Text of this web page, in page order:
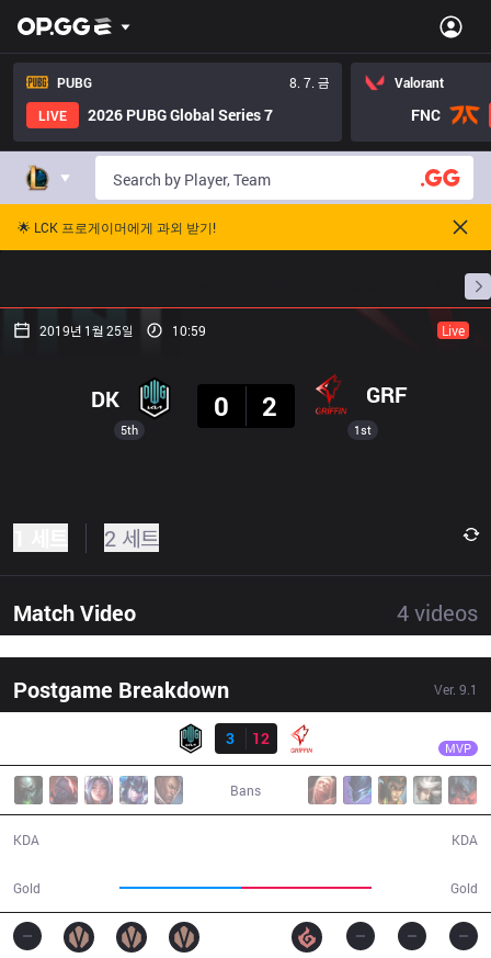
PUBG
8. 7. 금
LIVE
2026 PUBG Global Series 7
Valorant
FNC
🌟 LCK 프로게이머에게 과외 받기!
프로빌
2019년 1월 25일 10:59 Live
5th
DK
0
2 GRF
1st
2 세트
Match Video 4videos
Postgame Breakdown Ver. 9.1
3
12 MVP
Bans
KDA
Gold Gold
KDA